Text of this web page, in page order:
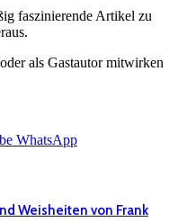
faszinierende Artikel zu
als Gastautor mitwirken
WhatsApp
Weisheiten von Frank